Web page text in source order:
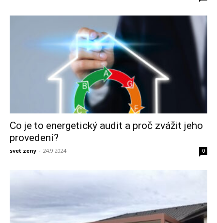
Co je to energetický audit a proč zvážit jeho
provedení?
svet zeny - 24.9.2024 0